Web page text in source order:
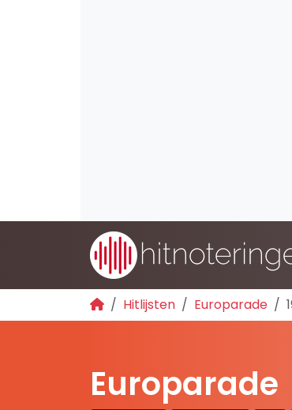
Hitlijsten Europarade
Europarade